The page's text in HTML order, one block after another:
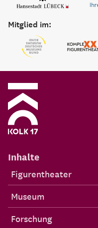
Mitglied im:
Inhalte
Figurentheater
Museum
Forschung